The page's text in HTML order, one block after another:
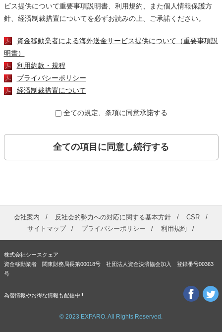
ビス提供について重要事項説明書、利用規約、また個人情報保護方
針、経済制裁措置についてを必ずお読みの上、ご承諾ください。
資金移動業者による海外送金サービス提供について（重要事項説
明書）
利用約款・規程
プライバシーポリシー
経済制裁措置について
全ての規定、条項に同意承諾する
全ての項目に同意し続行する
会社案内 反社会的勢力への対応に関する基本方針
CSR
サイトマップ
プライバシーポリシー 利用規約
株式会社シースクェア
資金移動業者 関東財務局長第00018号 社団法人資金決済協会加入 登録番号00363
号
為替情報やお得な情報も配信中!!
© 2023 EXPARO. All Rights Reserved.